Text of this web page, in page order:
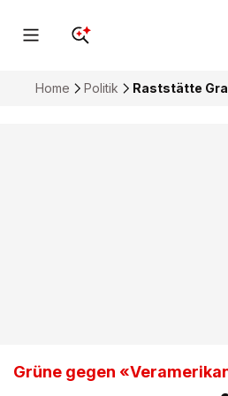
Home Politik Raststätte
Grüne gegen